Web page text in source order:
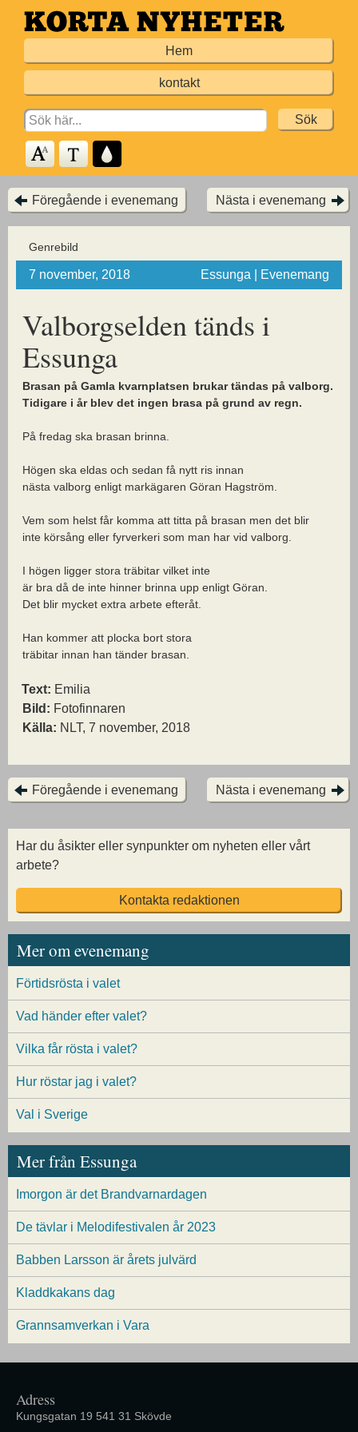
Hoppa
till
Hem
kontakt
Search
for:
Föregående i evenemang Nästa i evenemang
Genrebild
7 november, 2018 Essunga | Evenemang
Valborgselden tänds i
Essunga
Brasan på Gamla kvarnplatsen brukar tändas på valborg.
Tidigare i år blev det ingen brasa på grund av regn.
På fredag ska brasan brinna.
Högen ska eldas och sedan få nytt ris innan
nästa valborg enligt markägaren Göran Hagström.
Vem som helst får komma att titta på brasan men det blir
inte körsång eller fyrverkeri som man har vid valborg.
I högen ligger stora träbitar vilket inte
är bra då de inte hinner brinna upp enligt Göran.
Det blir mycket extra arbete efteråt.
Han kommer att plocka bort stora
träbitar innan han tänder brasan.
Text: Emilia
Bild: Fotofinnaren
Källa: NLT, 7 november, 2018
Föregående i evenemang Nästa i evenemang
Har du åsikter eller synpunkter om nyheten eller vårt
arbete?
Kontakta redaktionen
Mer om evenemang
Förtidsrösta i valet
Vad händer efter valet?
Vilka får rösta i valet?
Hur röstar jag i valet?
Val i Sverige
Mer från Essunga
Imorgon är det Brandvarnardagen
De tävlar i Melodifestivalen år 2023
Babben Larsson är årets julvärd
Kladdkakans dag
Grannsamverkan i Vara
Adress
Kungsgatan 19 541 31 Skövde